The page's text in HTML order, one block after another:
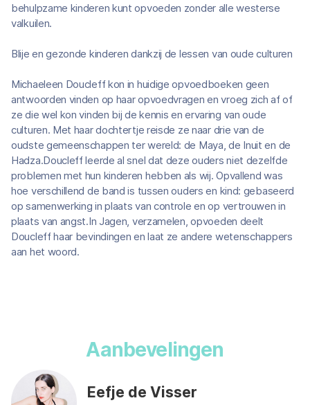
behulpzame kinderen kunt opvoeden zonder alle westerse
valkuilen.
Blije en gezonde kinderen dankzij de lessen van oude culturen
Michaeleen Doucleff kon in huidige opvoedboeken geen
antwoorden vinden op haar opvoedvragen en vroeg zich af of
ze die wel kon vinden bij de kennis en ervaring van oude
culturen. Met haar dochtertje reisde ze naar drie van de
oudste gemeenschappen ter wereld: de Maya, de Inuit en de
Hadza.Doucleff leerde al snel dat deze ouders niet dezelfde
problemen met hun kinderen hebben als wij. Opvallend was
hoe verschillend de band is tussen ouders en kind: gebaseerd
op samenwerking in plaats van controle en op vertrouwen in
plaats van angst.In Jagen, verzamelen, opvoeden deelt
Doucleff haar bevindingen en laat ze andere wetenschappers
aan het woord.
Aanbevelingen
Eefje de Visser